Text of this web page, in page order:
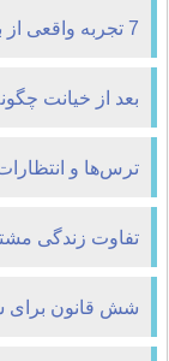
7 تجربه واقعی از برگزاری عروسی
بعد از خیانت
ترس‌ها و
تفاوت زندگی
شش قانون برای